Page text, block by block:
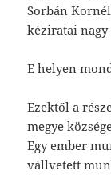
Sorbán
kéziratai
E helyen
Ezektől a
megye
Egy ember
vállvetett